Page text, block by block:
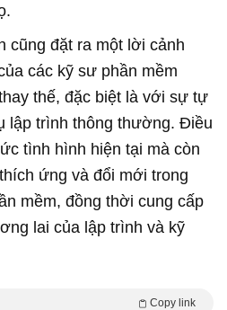
cũng đặt ra một lời cảnh
các kỹ sư phần mềm
thế, đặc biệt là với sự tự
lập trình thông thường. Điều
tình hình hiện tại mà còn
ứng và đổi mới trong
mềm, đồng thời cung cấp
lai của lập trình và kỹ
Copy link